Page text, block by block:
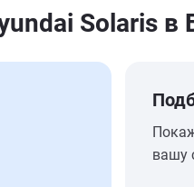
Solaris в
вашу